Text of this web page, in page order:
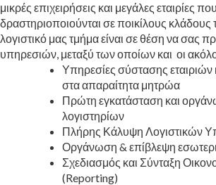
μικρές επιχειρήσεις και μεγάλες εταιρίες που
δραστηριοποιούνται σε ποικίλους κλάδους
λογιστικό μας τμήμα είναι σε θέση να σας
υπηρεσιών, μεταξύ των οποίων και οι
Υπηρεσίες σύστασης εταιριών
στα απαραίτητα μητρώα
Πρώτη εγκατάσταση και
λογιστηρίων
Πλήρης Κάλυψη Λογιστικών
Οργάνωση & επίβλεψη
Σχεδιασμός και Σύνταξη
(Reporting)